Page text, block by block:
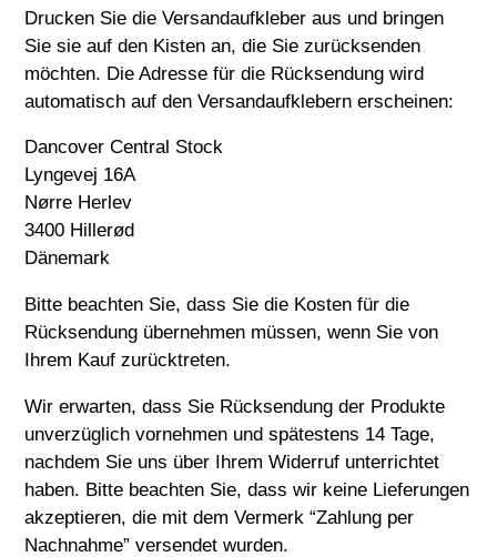
Drucken Sie die Versandaufkleber aus und bringen
Sie sie auf den Kisten an, die Sie zurücksenden
möchten. Die Adresse für die Rücksendung wird
automatisch auf den Versandaufklebern erscheinen:
Dancover Central Stock
Lyngevej 16A
Nørre Herlev
3400 Hillerød
Dänemark
Bitte beachten Sie, dass Sie die Kosten für die
Rücksendung übernehmen müssen, wenn Sie von
Ihrem Kauf zurücktreten.
Wir erwarten, dass Sie Rücksendung der Produkte
unverzüglich vornehmen und spätestens 14 Tage,
nachdem Sie uns über Ihrem Widerruf unterrichtet
haben. Bitte beachten Sie, dass wir keine Lieferungen
akzeptieren, die mit dem Vermerk “Zahlung per
Nachnahme” versendet wurden.